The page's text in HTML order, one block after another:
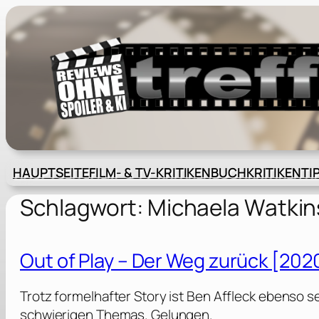
Zum
Inhalt
springen
HAUPTSEITEFILM- & TV-KRITIKENBUCHKRITIKEN
Schlagwort: Michaela
Out of Play – Der Weg zurück
Trotz formelhafter Story ist Ben Affleck ebenso
schwierigen Themas. Gelungen.